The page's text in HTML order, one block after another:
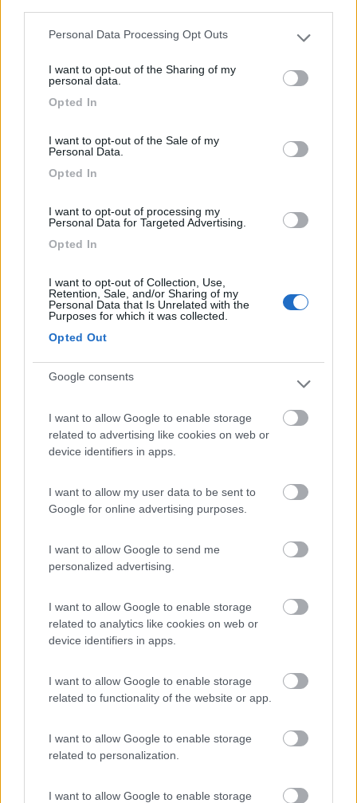
Please note that this website/app uses one or more Google
not limited to your visit or usage behaviour. You may click to
grant or deny consent to Google and its third-party tags to
use your data for below specified purposes in below Google
Personal Data Processing Opt Outs
I want to opt-out of the Sharing of my
personal data.
Opted In
I want to opt-out of the Sale of my
Personal Data.
Opted In
I want to opt-out of processing my
Personal Data for Targeted Advertising.
Opted In
I want to opt-out of Collection, Use,
Retention, Sale, and/or Sharing of my
Personal Data that Is Unrelated with the
Purposes for which it was collected.
Opted Out
Google consents
I want to allow Google to enable storage
related to advertising like cookies on web or
device identifiers in apps.
I want to allow my user data to be sent to
Google for online advertising purposes.
I want to allow Google to send me
personalized advertising.
I want to allow Google to enable storage
related to analytics like cookies on web or
device identifiers in apps.
I want to allow Google to enable storage
related to functionality of the website or app.
I want to allow Google to enable storage
related to personalization.
I want to allow Google to enable storage
Area di sosta (PS)
Parcheggio - riva Isere
6 1
Servizi / Posizione
St. Gervais - 34.7km
Area di sosta (PS+CS)
8 1